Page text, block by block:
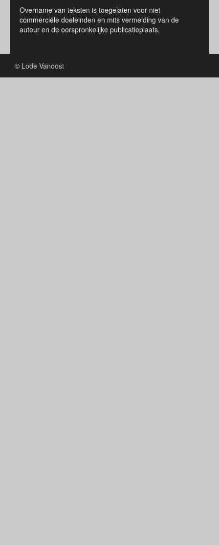
Overname van teksten is toegelaten voor niet
commerciële doeleinden en mits vermelding van de
auteur en de oorspronkelijke publicatieplaats.
© Lode Vanoost